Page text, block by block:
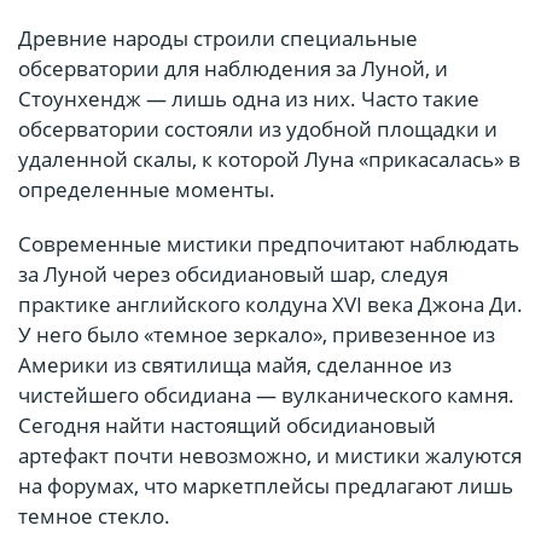
Древние народы строили специальные
обсерватории для наблюдения за Луной, и
Стоунхендж — лишь одна из них. Часто такие
обсерватории состояли из удобной площадки и
удаленной скалы, к которой Луна «прикасалась» в
определенные моменты.
Современные мистики предпочитают наблюдать
за Луной через обсидиановый шар, следуя
практике английского колдуна XVI века Джона Ди.
У него было «темное зеркало», привезенное из
Америки из святилища майя, сделанное из
чистейшего обсидиана — вулканического камня.
Сегодня найти настоящий обсидиановый
артефакт почти невозможно, и мистики жалуются
на форумах, что маркетплейсы предлагают лишь
темное стекло.